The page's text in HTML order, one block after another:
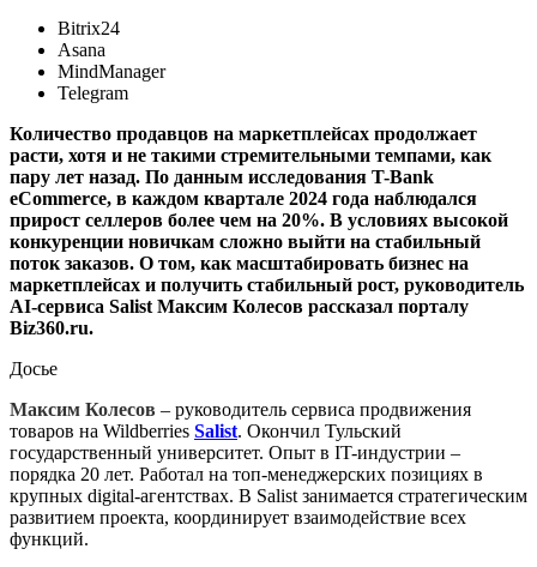
Bitrix24
Asana
MindManager
Telegram
Количество продавцов на маркетплейсах продолжает
расти, хотя и не такими стремительными темпами, как
пару лет назад. По данным исследования T-Bank
eCommerce, в каждом квартале 2024 года наблюдался
прирост селлеров более чем на 20%. В условиях высокой
конкуренции новичкам сложно выйти на стабильный
поток заказов. О том, как масштабировать бизнес на
маркетплейсах и получить стабильный рост, руководитель
AI-сервиса Salist Максим Колесов рассказал порталу
Biz360.ru.
Досье
Максим Колесов – руководитель сервиса продвижения
товаров на Wildberries Salist. Окончил Тульский
государственный университет. Опыт в IT-индустрии –
порядка 20 лет. Работал на топ-менеджерских позициях в
крупных digital-агентствах. В Salist занимается стратегическим
развитием проекта, координирует взаимодействие всех
функций.